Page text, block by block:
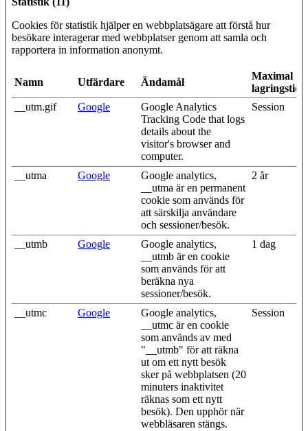
Cookies för statistik hjälper en webbplatsägare att förstå hur
besökare interagerar med webbplatser genom att samla och
rapportera in information anonymt.
Namn Utfärdare Ändamål
Maximal
lagringstid
__utm.gif
Google
Google Analytics
Tracking Code that logs
details about the
visitor's browser and
computer.
Session
__utma Google
Google analytics,
__utma är en permanent
cookie som används för
att särskilja användare
och sessioner/besök.
2 år
__utmb Google
Google analytics,
__utmb är en cookie
som används för att
beräkna nya
sessioner/besök.
1 dag
__utmc Google
Google analytics,
__utmc är en cookie
som används av med
"__utmb" för att räkna
ut om ett nytt besök
sker på webbplatsen (20
minuters inaktivitet
räknas som ett nytt
besök). Den upphör när
webbläsaren stängs.
Session